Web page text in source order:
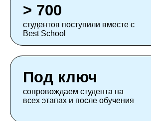
> 700
студентов поступили вместе с
Best School
Под ключ
сопровождаем студента на
всех этапах и после обучения